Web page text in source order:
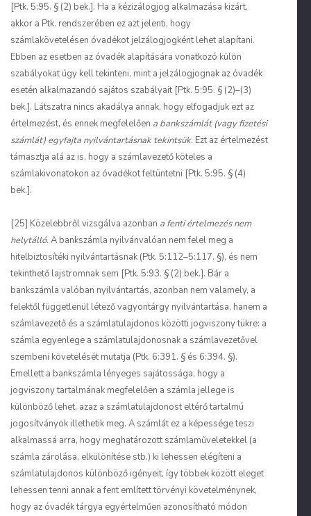
[Ptk. 5:95. § (2) bek.]. Ha a kézizálogjog alkalmazása kizárt,
akkor a Ptk. rendszerében ez azt jelenti, hogy
számlakövetelésen óvadékot jelzálogjogként lehet alapítani.
Ebben az esetben az óvadék alapítására vonatkozó külön
szabályokat úgy kell tekinteni, mint a jelzálogjognak az óvadék
esetén alkalmazandó sajátos szabályait [Ptk. 5:95. § (2)–(3)
bek.]. Látszatra nincs akadálya annak, hogy elfogadjuk ezt az
értelmezést, és ennek megfelelően a bankszámlát (vagy fizetési
számlát) egyfajta nyilvántartásnak tekintsük. Ezt az értelmezést
támasztja alá az is, hogy a számlavezető köteles a
számlakivonatokon az óvadékot feltüntetni [Ptk. 5:95. § (4)
bek.].
[25] Közelebbről vizsgálva azonban a fenti értelmezés nem
helytálló.A bankszámla nyilvánvalóan nem felel meg a
hitelbiztosítéki nyilvántartásnak (Ptk. 5:112–5:117. §), és nem
tekinthető lajstromnak sem [Ptk. 5:93. § (2) bek.]. Bár a
bankszámla valóban nyilvántartás, azonban nem valamely, a
felektől függetlenül létező vagyontárgy nyilvántartása, hanem a
számlavezető és a számlatulajdonos közötti jogviszony tükre: a
számla egyenlege a számlatulajdonosnak a számlavezetővel
szembeni követelését mutatja (Ptk. 6:391. § és 6:394. §).
Emellett a bankszámla lényeges sajátossága, hogy a
jogviszony tartalmának megfelelően a számla jellege is
különböző lehet, azaz a számlatulajdonost eltérő tartalmú
jogosítványok illethetik meg. A számlát ez a képessége teszi
alkalmassá arra, hogy meghatározott számlaműveletekkel (a
számla zárolása, elkülönítése stb.) ki lehessen elégíteni a
számlatulajdonos különböző igényeit, így többek között eleget
lehessen tenni annak a fent említett törvényi követelménynek,
hogy az óvadék tárgya egyértelműen azonosítható módon